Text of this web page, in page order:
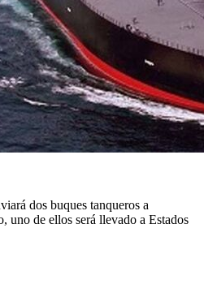
dos buques tanqueros a
uno de ellos será llevado a Estados